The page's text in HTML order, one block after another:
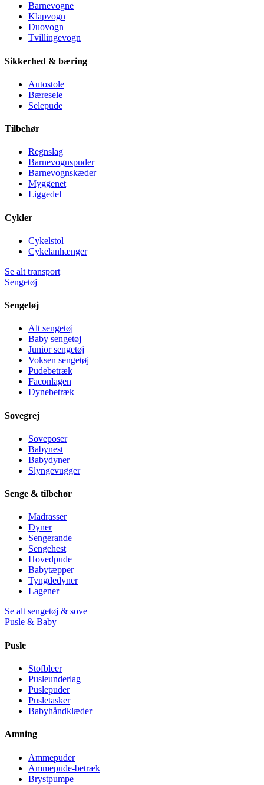
Barnevogne
Klapvogn
Duovogn
Tvillingevogn
Sikkerhed & bæring
Autostole
Bæresele
Selepude
Tilbehør
Regnslag
Barnevognspuder
Barnevognskæder
Myggenet
Liggedel
Cykler
Cykelstol
Cykelanhænger
Se alt transport
Sengetøj
Sengetøj
Alt sengetøj
Baby sengetøj
Junior sengetøj
Voksen sengetøj
Pudebetræk
Faconlagen
Dynebetræk
Sovegrej
Soveposer
Babynest
Babydyner
Slyngevugger
Senge & tilbehør
Madrasser
Dyner
Sengerande
Sengehest
Hovedpude
Babytæpper
Tyngdedyner
Lagener
Se alt sengetøj & sove
Pusle & Baby
Pusle
Stofbleer
Pusleunderlag
Puslepuder
Pusletasker
Babyhåndklæder
Amning
Ammepuder
Ammepude-betræk
Brystpumpe